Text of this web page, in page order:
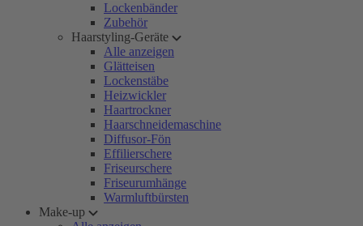
Lockenbänder
Zubehör
Haarstyling-Geräte
Alle anzeigen
Glätteisen
Lockenstäbe
Heizwickler
Haartrockner
Haarschneidemaschine
Diffusor-Fön
Effilierschere
Friseurschere
Friseurumhänge
Warmluftbürsten
Make-up